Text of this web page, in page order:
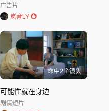
广告片
岚音LY
命中2个镜头
可能性就在身边
剧情短片